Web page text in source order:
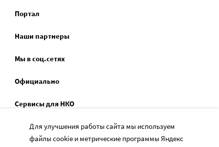
Портал
Наши партнеры
Мы в соц.сетях
Официально
Сервисы для НКО
Спецпроекты
Для улучшения работы сайта мы используем
файлы cookie и метрические программы Яндекс